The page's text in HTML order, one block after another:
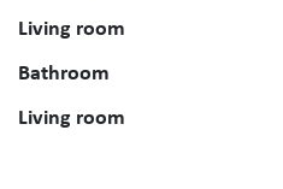
Living room
Bathroom
Living room